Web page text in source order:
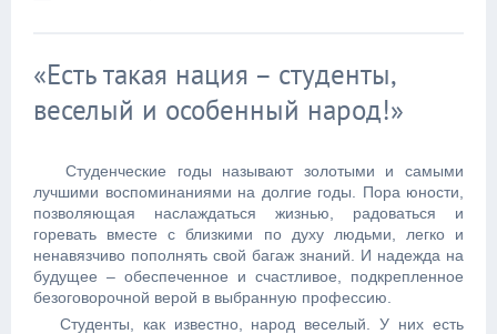
«Есть такая нация – студенты,
веселый и особенный народ!»
Студенческие годы называют золотыми и самыми
лучшими воспоминаниями на долгие годы. Пора юности,
позволяющая наслаждаться жизнью, радоваться и
горевать вместе с близкими по духу людьми, легко и
ненавязчиво пополнять свой багаж знаний. И надежда на
будущее – обеспеченное и счастливое, подкрепленное
безоговорочной верой в выбранную профессию.
Студенты, как известно, народ веселый. У них есть